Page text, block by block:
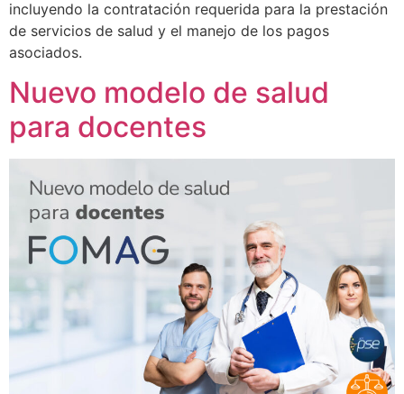
incluyendo la contratación requerida para la prestación
de servicios de salud y el manejo de los pagos
asociados.
Nuevo modelo de salud
para docentes